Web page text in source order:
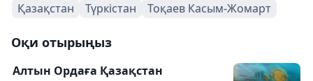
Қазақстан Түркістан Тоқаев Касым-Жомарт
Оқи отырыңыз
Алтын Ордаға Қазақстан